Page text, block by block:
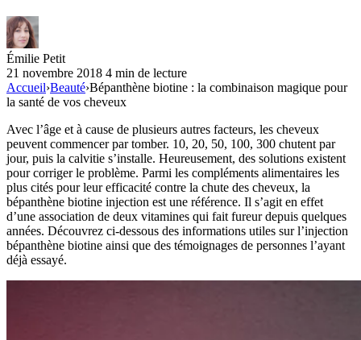
Émilie Petit
21 novembre 2018 4 min de lecture
Accueil›Beauté›Bépanthène biotine : la combinaison magique pour
la santé de vos cheveux
Avec l’âge et à cause de plusieurs autres facteurs, les cheveux
peuvent commencer par tomber. 10, 20, 50, 100, 300 chutent par
jour, puis la calvitie s’installe. Heureusement, des solutions existent
pour corriger le problème. Parmi les compléments alimentaires les
plus cités pour leur efficacité contre la chute des cheveux, la
bépanthène biotine injection est une référence. Il s’agit en effet
d’une association de deux vitamines qui fait fureur depuis quelques
années. Découvrez ci-dessous des informations utiles sur l’injection
bépanthène biotine ainsi que des témoignages de personnes l’ayant
déjà essayé.